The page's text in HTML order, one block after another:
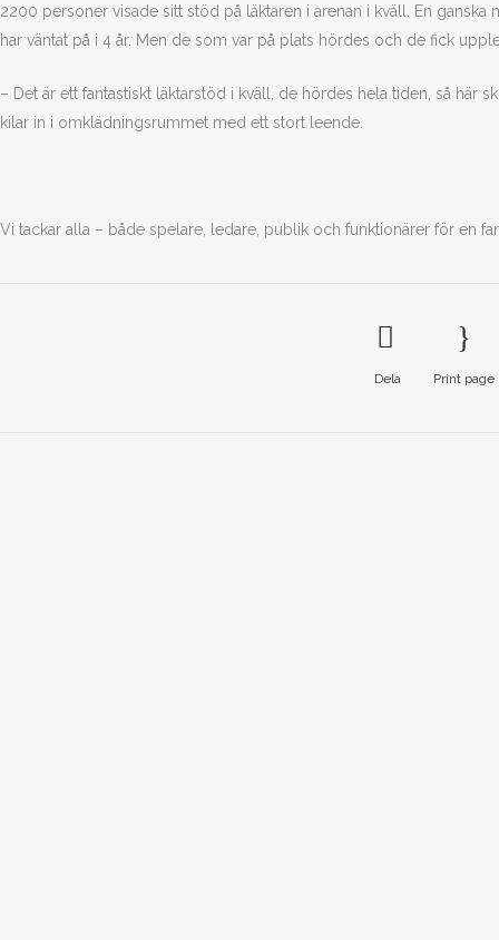
2200 personer visade sitt stöd på läktaren i arenan i kväll. En
har väntat på i 4 år. Men de som var på plats hördes och de fick
– Det är ett fantastiskt läktarstöd i kväll, de hördes hela tiden, så här
kilar in i omklädningsrummet med ett stort leende.
Vi tackar alla – både spelare, ledare, publik och funktionärer för en
Dela Print page